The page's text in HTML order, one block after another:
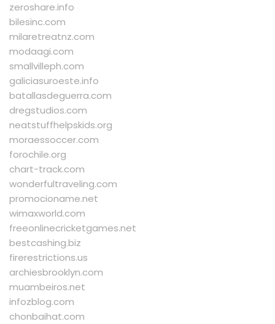
zeroshare.info
bilesinc.com
milaretreatnz.com
modaagi.com
smallvilleph.com
galiciasuroeste.info
batallasdeguerra.com
dregstudios.com
neatstuffhelpskids.org
moraessoccer.com
forochile.org
chart-track.com
wonderfultraveling.com
promocioname.net
wimaxworld.com
freeonlinecricketgames.net
bestcashing.biz
firerestrictions.us
archiesbrooklyn.com
muambeiros.net
infozblog.com
chonbaihat.com